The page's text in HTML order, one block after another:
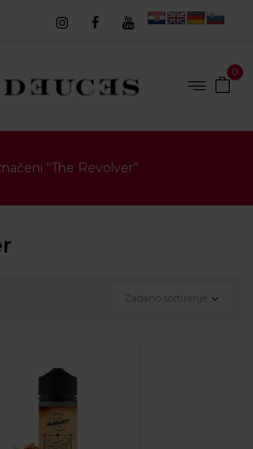
0
“The Revolver”
Zadano sortiranje